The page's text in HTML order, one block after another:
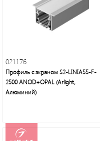
021176
Профиль с экраном S2-LINIA55-F-
2500 ANOD+OPAL (Arlight,
Алюминий)